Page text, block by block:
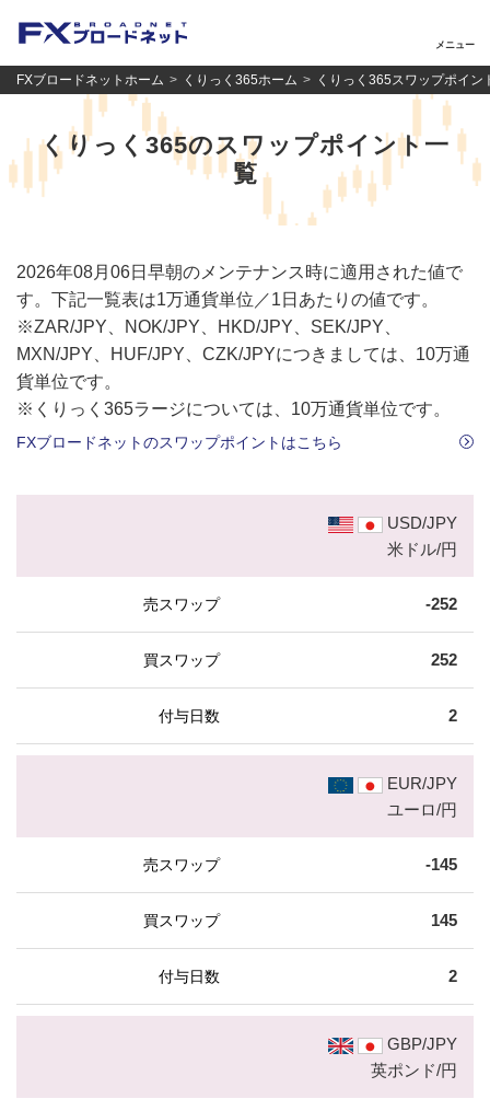
メニュー
FXブロードネットホーム くりっく365ホーム くりっく365スワップポイン
くりっく365のスワップポイント一
覧
2026年08月 06日早朝のメンテナンス時に適用された値で
す。下記一覧表は1万通貨単位／1日あたりの値です。
※ZAR/JPY、NOK/JPY、HKD/JPY、SEK/JPY、
MXN/JPY、HUF/JPY、CZK/JPYにつきましては、10万通
貨単位です。
※くりっく365ラージについては、10万通貨単位です。
FXブロードネットのスワップポイントはこちら
USD/JPY
米ドル/円
-252
252
2
EUR/JPY
ユーロ/円
-145
145
2
GBP/JPY
英ポンド/円